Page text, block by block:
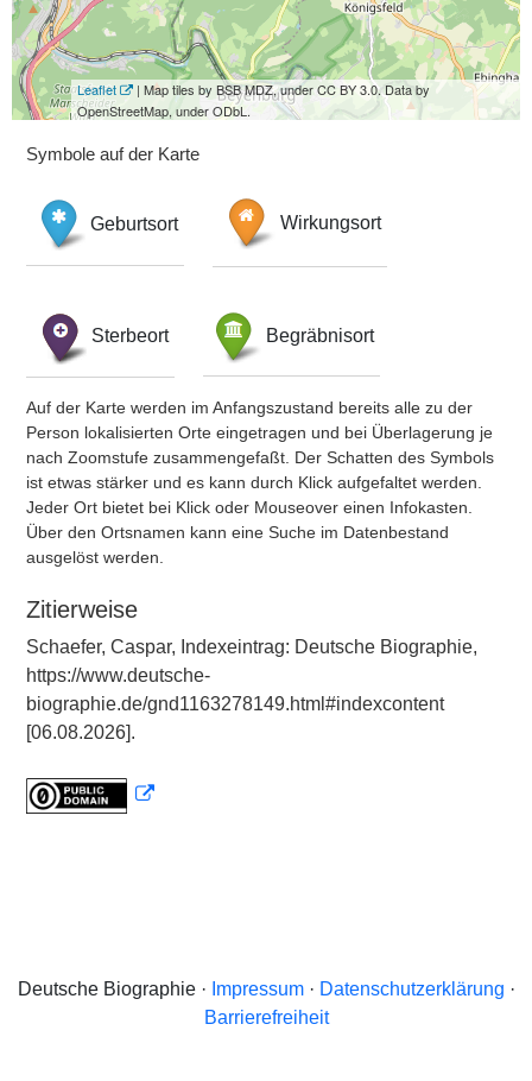
Leaflet
| Map tiles by BSB MDZ, under CC BY 3.0. Data by
OpenStreetMap, under ODbL.
Symbole auf der Karte
Geburtsort Wirkungsort
Sterbeort Begräbnisort
Auf der Karte werden im Anfangszustand bereits alle zu der
Person lokalisierten Orte eingetragen und bei Überlagerung je
nach Zoomstufe zusammengefaßt. Der Schatten des Symbols
ist etwas stärker und es kann durch Klick aufgefaltet werden.
Jeder Ort bietet bei Klick oder Mouseover einen Infokasten.
Über den Ortsnamen kann eine Suche im Datenbestand
ausgelöst werden.
Zitierweise
Schaefer, Caspar, Indexeintrag: Deutsche Biographie,
https://www.deutsche-
biographie.de/gnd1163278149.html#indexcontent
[06.08.2026].
Deutsche Biographie · Impressum· Datenschutzerklärung ·
Barrierefreiheit